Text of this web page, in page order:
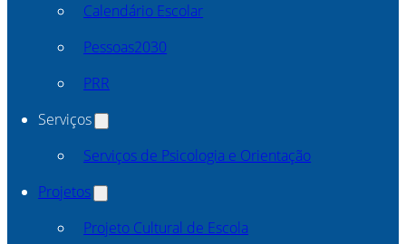
Calendário Escolar
Pessoas2030
PRR
Serviços
Serviços de Psicologia e Orientação
Projetos
Projeto Cultural de Escola